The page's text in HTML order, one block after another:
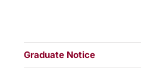
Graduate Notice